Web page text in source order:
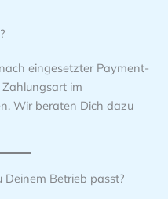
eingesetzter Payment-
im
Wir beraten Dich dazu
Betrieb passt?